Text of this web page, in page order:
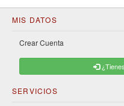
MIS DATOS
Crear Cuenta
SERVICIOS